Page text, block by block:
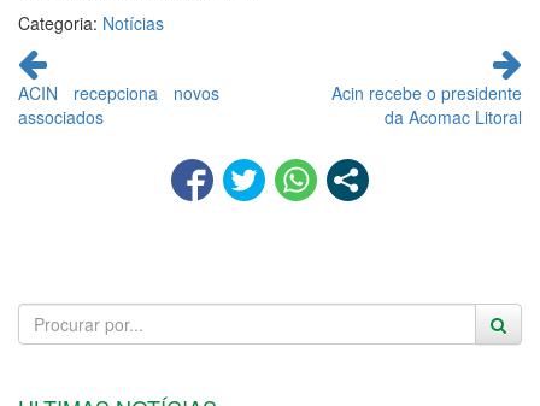
Categoria: Notícias
Continue
lendo
ACIN recepciona novos
associados
Acin recebe o presidente
da Acomac Litoral